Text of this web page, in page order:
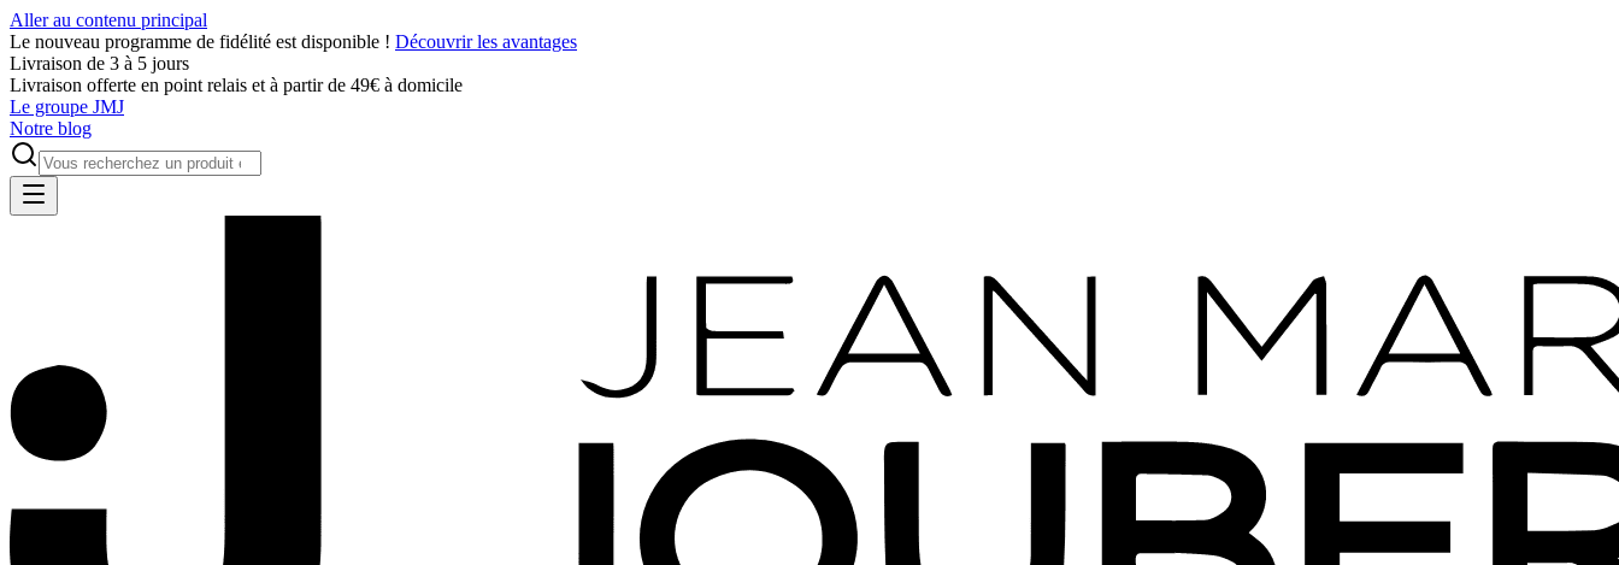
Aller au contenu principal
Le nouveau programme de fidélité est disponible ! Découvrir les avantages
Livraison de 3 à 5 jours
Livraison offerte en point relais et à partir de 49€ à domicile
Le groupe JMJ
Notre blog